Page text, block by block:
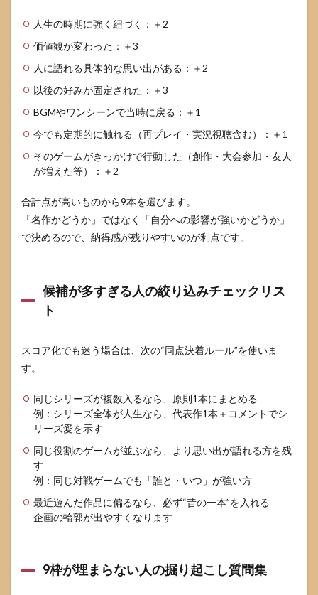
人生の時期に強く紐づく：＋2
価値観が変わった：＋3
人に語れる具体的な思い出がある：＋2
以後の好みが固定された：＋3
BGMやワンシーンで当時に戻る：＋1
今でも定期的に触れる（再プレイ・実況視聴含む）：＋1
そのゲームがきっかけで行動した（創作・大会参加・友人
が増えた等）：＋2
合計点が高いものから9本を選びます。
「名作かどうか」ではなく「自分への影響が強いかどうか」
で決めるので、納得感が残りやすいのが利点です。
候補が多すぎる人の絞り込みチェックリス
ト
スコア化でも迷う場合は、次の“同点決着ルール”を使いま
す。
同じシリーズが複数入るなら、原則1本にまとめる
例：シリーズ全体が人生なら、代表作1本＋コメントでシ
リーズ愛を示す
同じ役割のゲームが並ぶなら、より思い出が語れる方を残
す
例：同じ対戦ゲームでも「誰と・いつ」が強い方
最近遊んだ作品に偏るなら、必ず“昔の一本”を入れる
企画の輪郭が出やすくなります
9枠が埋まらない人の掘り起こし質問集